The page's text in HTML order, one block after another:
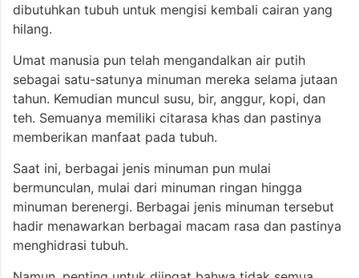
dibutuhkan tubuh untuk mengisi kembali cairan yang
hilang.
Umat manusia pun telah mengandalkan air putih
sebagai satu-satunya minuman mereka selama jutaan
tahun. Kemudian muncul susu, bir, anggur, kopi, dan
teh. Semuanya memiliki citarasa khas dan pastinya
memberikan manfaat pada tubuh.
Saat ini, berbagai jenis minuman pun mulai
bermunculan, mulai dari minuman ringan hingga
minuman berenergi. Berbagai jenis minuman tersebut
hadir menawarkan berbagai macam rasa dan pastinya
menghidrasi tubuh.